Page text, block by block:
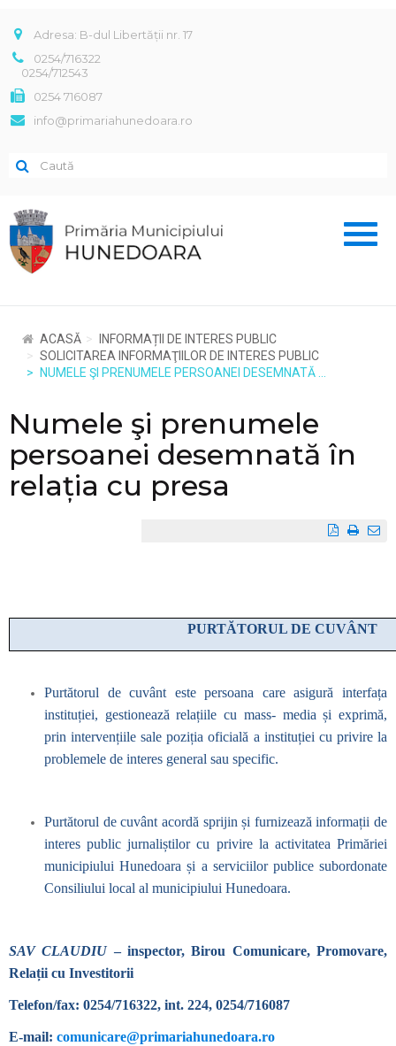
Adresa: B-dul Libertății nr. 17
0254/716322
0254/712543
0254 716087
info@primariahunedoara.ro
ACASĂ
INFORMAȚII DE INTERES PUBLIC
SOLICITAREA INFORMAŢIILOR DE INTERES PUBLIC
NUMELE ŞI PRENUMELE PERSOANEI DESEMNATĂ ...
Numele şi prenumele
persoanei desemnată în
relația cu presa
PURTĂTORUL DE CUVÂNT
Purtătorul de cuvânt este persoana care asigură interfața
instituției, gestionează relațiile cu mass- media și exprimă,
prin intervențiile sale poziția oficială a instituției cu privire la
problemele de interes general sau specific.
Purtătorul de cuvânt acordă sprijin și furnizează informații de
interes public jurnaliștilor cu privire la activitatea Primăriei
municipiului Hunedoara și a serviciilor publice subordonate
Consiliului local al municipiului Hunedoara.
SAV CLAUDIU– inspector, Birou Comunicare, Promovare,
Relații cu Investitorii
Telefon/fax: 0254/716322, int. 224, 0254/716087
E-mail: comunicare@primariahunedoara.ro